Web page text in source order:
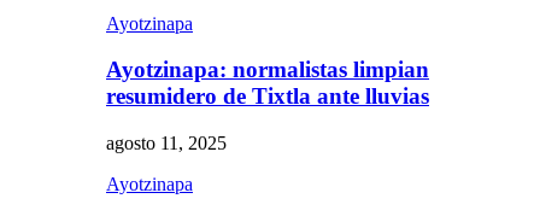
Ayotzinapa
Ayotzinapa: normalistas limpian
resumidero de Tixtla ante lluvias
agosto 11, 2025
Ayotzinapa